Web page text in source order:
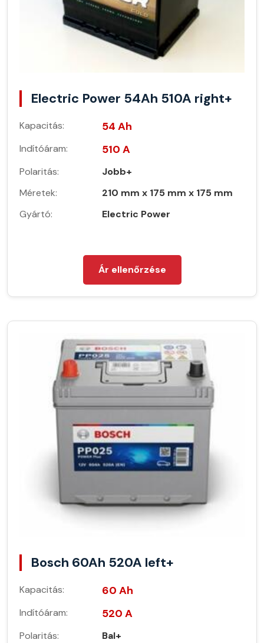
Electric Power 54Ah 510A right+
Kapacitás: 54 Ah
Indítóáram: 510 A
Polaritás:
Jobb+
Méretek:
210 mm x 175 mm x 175 mm
Gyártó:
Electric Power
Ár ellenőrzése
Bosch 60Ah 520A left+
Kapacitás: 60 Ah
Indítóáram: 520 A
Polaritás:
Bal+